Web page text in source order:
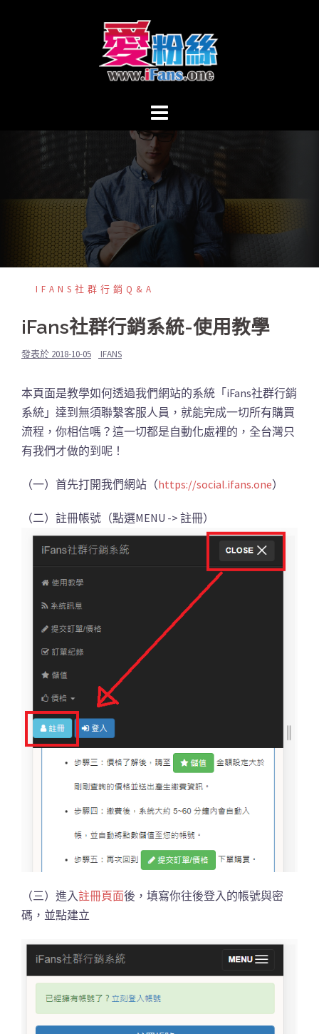
IFANS社群行銷Q&A
iFans社群行銷系統-使用教學
發表於 2018-10-05 IFANS
本頁面是教學如何透過我們網站的系統「iFans社群行銷
系統」達到無須聯繫客服人員，就能完成一切所有購買
流程，你相信嗎？這一切都是自動化處裡的，全台灣只
有我們才做的到呢！
（一）首先打開我們網站（https://social.ifans.one）
（二）註冊帳號（點選MENU -> 註冊）
（三）進入註冊頁面後，填寫你往後登入的帳號與密
碼，並點建立